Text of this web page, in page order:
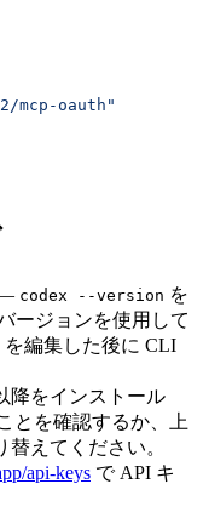
oauth"
codex --version を
ージョンを使用して
を編集した後に CLI
降をインストール
とを確認するか、上
えてください。
api-keys で API キ